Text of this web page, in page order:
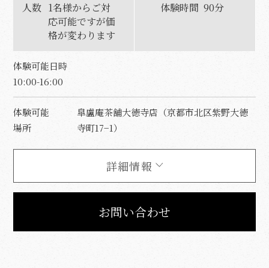
人数 1名様からご対
応可能ですが価
格が変わります
体験時間 90分
体験可能日時
10:00-16:00
体験可能
場所
皐盧庵茶舗大徳寺店（京都市北区紫野大徳
寺町17−1）
詳細情報
お問い合わせ